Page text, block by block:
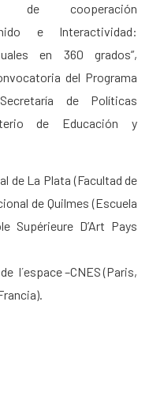
de cooperación
e Interactividad:
en 360 grados”,
del Programa
de Políticas
de Educación y
de La Plata (Facultad de
de Quilmes (Escuela
Supérieure D’Art Pays
l´espace –CNES (Paris,